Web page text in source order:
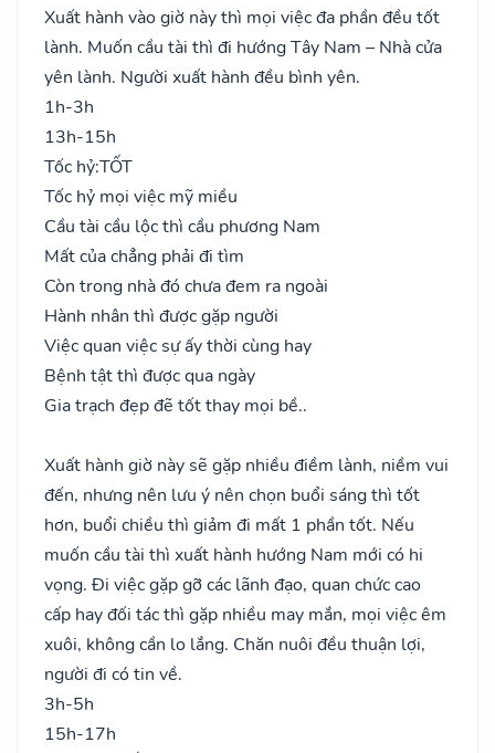
Xuất hành vào giờ này thì mọi việc đa phần đều tốt
lành. Muốn cầu tài thì đi hướng Tây Nam – Nhà cửa
yên lành. Người xuất hành đều bình yên.
1h-3h
13h-15h
Tốc hỷ:TỐT
Tốc hỷ mọi việc mỹ miều
Cầu tài cầu lộc thì cầu phương Nam
Mất của chẳng phải đi tìm
Còn trong nhà đó chưa đem ra ngoài
Hành nhân thì được gặp người
Việc quan việc sự ấy thời cùng hay
Bệnh tật thì được qua ngày
Gia trạch đẹp đẽ tốt thay mọi bề..
Xuất hành giờ này sẽ gặp nhiều điềm lành, niềm vui
đến, nhưng nên lưu ý nên chọn buổi sáng thì tốt
hơn, buổi chiều thì giảm đi mất 1 phần tốt. Nếu
muốn cầu tài thì xuất hành hướng Nam mới có hi
vọng. Đi việc gặp gỡ các lãnh đạo, quan chức cao
cấp hay đối tác thì gặp nhiều may mắn, mọi việc êm
xuôi, không cần lo lắng. Chăn nuôi đều thuận lợi,
người đi có tin về.
3h-5h
15h-17h